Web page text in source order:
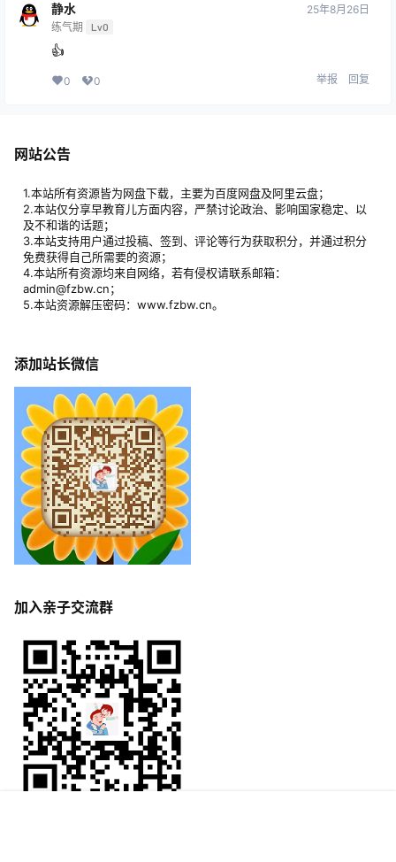
静水
练气期 Lv0
25年8月26日
👍
0 0 举报 回复
网站公告
1.本站所有资源皆为网盘下载，主要为百度网盘及阿里云盘；
2.本站仅分享早教育儿方面内容，严禁讨论政治、影响国家稳定、以
及不和谐的话题；
3.本站支持用户通过投稿、签到、评论等行为获取积分，并通过积分
免费获得自己所需要的资源；
4.本站所有资源均来自网络，若有侵权请联系邮箱：
admin@fzbw.cn；
5.本站资源解压密码：www.fzbw.cn。
添加站长微信
加入亲子交流群